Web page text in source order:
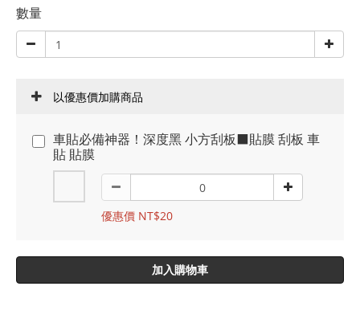
數量
以優惠價加購商品
車貼必備神器！深度黑 小方刮板⬛貼膜 刮板 車
貼 貼膜
優惠價 NT$20
加入購物車